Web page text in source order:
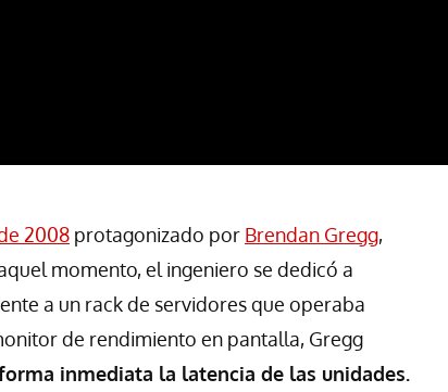
2008 protagonizado por Brendan Gregg,
momento, el ingeniero se dedicó a
a un rack de servidores que operaba
de rendimiento en pantalla, Gregg
inmediata la latencia de las unidades.